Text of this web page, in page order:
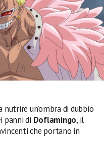
un’ombra di dubbio
panni di Doflamingo, il
che portano in